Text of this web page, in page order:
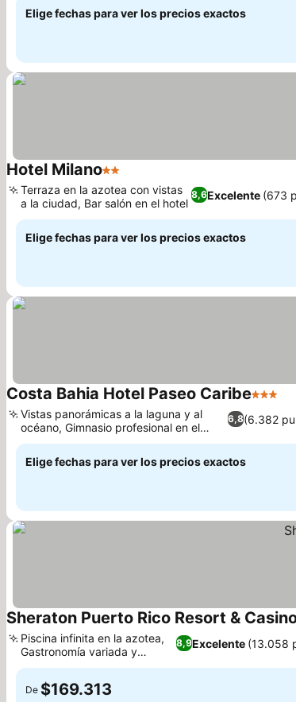
Elige fechas para ver los precios exactos
Hotel Milano2 Estrellas
8,6Excelente (673
Terraza en la azotea con vistas
a la ciudad, Bar salón en el hotel
Elige fechas para ver los precios exactos
Costa Bahia Hotel Paseo Caribe3
6,8(6.382
Vistas panorámicas a la laguna y al
océano, Gimnasio profesional en el
hotel
Elige fechas para ver los precios exactos
Sheraton Puerto Rico Resort &
8,9Excelente (13.058
Piscina infinita en la azotea,
Gastronomía variada y
salones
De $169.313